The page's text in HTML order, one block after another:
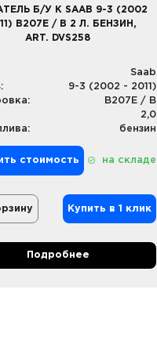
Б/У К SAAB 9-3 (2002
B207E / B 2 Л. БЕНЗИН,
ART. DVS258
Saab
9-3 (2002 - 2011)
B207E / B
2,0
бензин
стоимость на складе
Купить в 1 клик
Подробнее